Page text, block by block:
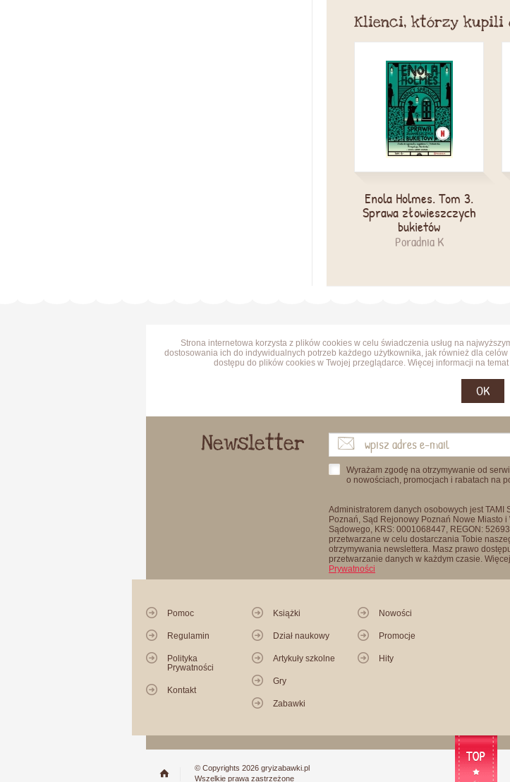
Klienci, którzy kupili
Enola Holmes. Tom 3.
Sprawa złowieszczych
bukietów
Poradnia K
Strona internetowa korzysta z plików cookies w celu świadczenia usług na
dostosowania ich do indywidualnych potrzeb każdego użytkownika, jak również dla
dostępu do plików cookies w Twojej przeglądarce. Więcej informacji na
OK
Newsletter
Wyrażam zgodę na otrzymywanie od
o nowościach, promocjach i rabatach na
Administratorem danych osobowych jest TAMI
Poznań, Sąd Rejonowy Poznań Nowe Miasto
Sądowego, KRS: 0001068447, REGON:
przetwarzane w celu dostarczania Tobie
otrzymywania newslettera. Masz prawo
przetwarzanie danych w każdym czasie.
Prywatności
Pomoc
Regulamin
Polityka
Prywatności
Kontakt
Książki
Dział naukowy
Artykuły szkolne
Gry
Zabawki
Nowości
Promocje
Hity
© Copyrights 2026 gryizabawki.pl
Wszelkie prawa zastrzeżone